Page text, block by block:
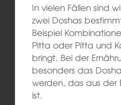
In vielen Fällen sind
zwei Doshas
Beispiel
Pitta oder Pitta und
bringt. Bei der
besonders das
werden, das aus
ist.